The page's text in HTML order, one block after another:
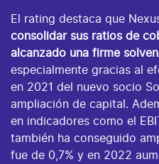
El rating destaca que
consolidar sus ratios de
alcanzado una firme
especialmente gracias al
en 2021 del nuevo socio
ampliación de capital.
en indicadores como el
también ha conseguido
fue de 0,7% y en 2022